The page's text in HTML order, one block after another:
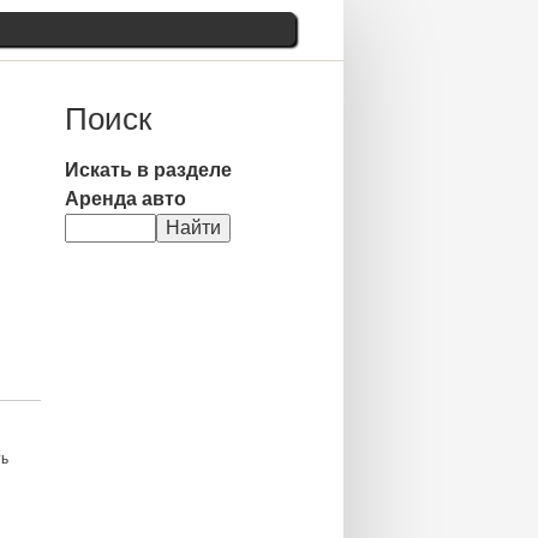
Поиск
Искать в разделе
Аренда авто